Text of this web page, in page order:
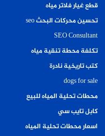
قطع غيار فلاتر مياه
تحسين محركات البحث seo
SEO Consultant
تكلفة محطة تنقية مياه
كتب تاريخية نادرة
dogs for sale
محطات تحلية المياه للبيع
كابل تايب سي
اسعار محطات تحلية المياه